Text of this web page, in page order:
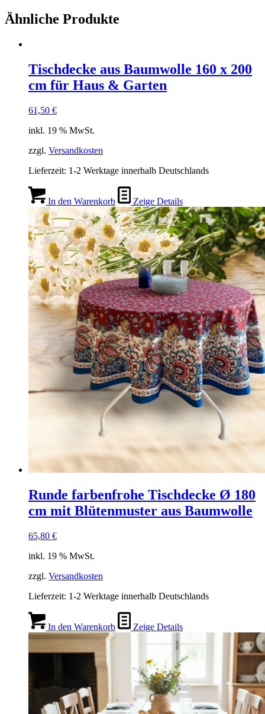
Ähnliche Produkte
Tischdecke aus Baumwolle 160 x 200
cm für Haus & Garten
61,50 €
inkl. 19 % MwSt.
zzgl. Versandkosten
Lieferzeit: 1-2 Werktage innerhalb Deutschlands
In den Warenkorb Zeige Details
Runde farbenfrohe Tischdecke Ø 180
cm mit Blütenmuster aus Baumwolle
65,80 €
inkl. 19 % MwSt.
zzgl. Versandkosten
Lieferzeit: 1-2 Werktage innerhalb Deutschlands
In den Warenkorb Zeige Details